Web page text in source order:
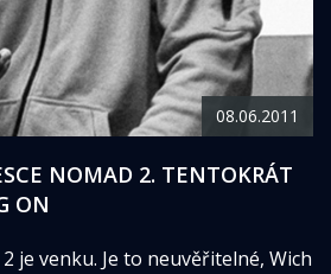
08.06.2011
NOMAD 2. TENTOKRÁT
ON
je venku. Je to neuvěřitelné, Wich